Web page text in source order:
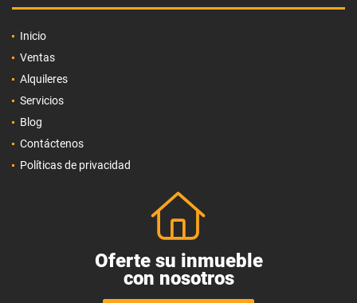
Inicio
Ventas
Alquileres
Servicios
Blog
Contáctenos
Políticas de privacidad
Oferte su inmueble
con nosotros